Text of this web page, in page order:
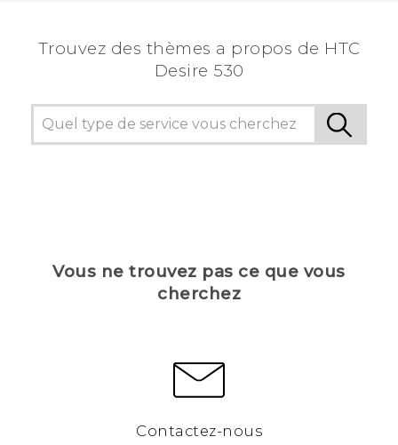
Trouvez des thèmes a propos de HTC
Desire 530
Vous ne trouvez pas ce que vous
cherchez
Contactez-nous